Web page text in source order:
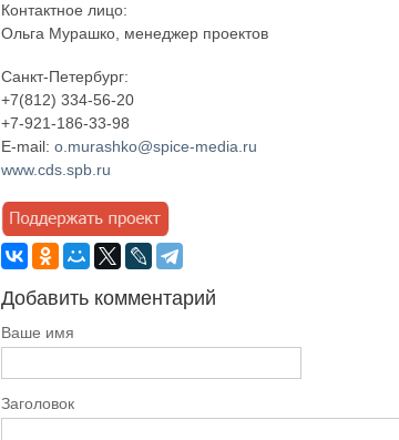
Контактное лицо:
Ольга Мурашко, менеджер проектов
Санкт-Петербург:
+7(812) 334-56-20
+7-921-186-33-98
E-mail:o.murashko@spice-media.ru
www.cds.spb.ru
Добавить комментарий
Ваше имя
Заголовок